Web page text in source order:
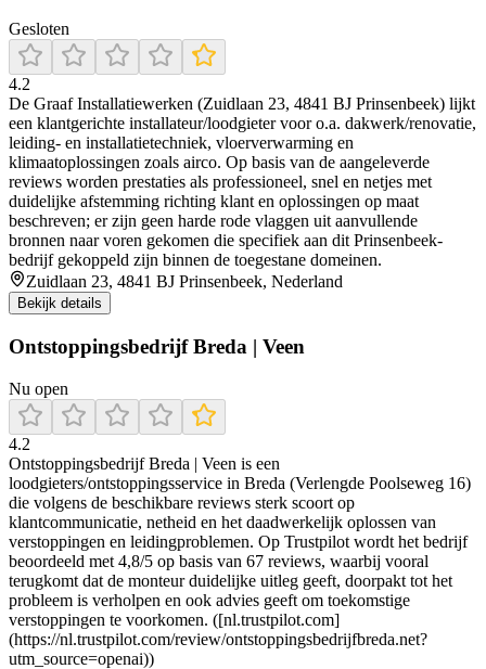
Gesloten
4.2
De Graaf Installatiewerken (Zuidlaan 23, 4841 BJ Prinsenbeek) lijkt
een klantgerichte installateur/loodgieter voor o.a. dakwerk/renovatie,
leiding- en installatietechniek, vloerverwarming en
klimaatoplossingen zoals airco. Op basis van de aangeleverde
reviews worden prestaties als professioneel, snel en netjes met
duidelijke afstemming richting klant en oplossingen op maat
beschreven; er zijn geen harde rode vlaggen uit aanvullende
bronnen naar voren gekomen die specifiek aan dit Prinsenbeek-
bedrijf gekoppeld zijn binnen de toegestane domeinen.
Zuidlaan 23, 4841 BJ Prinsenbeek, Nederland
Bekijk details
Ontstoppingsbedrijf Breda | Veen
Nu open
4.2
Ontstoppingsbedrijf Breda | Veen is een
loodgieters/ontstoppingsservice in Breda (Verlengde Poolseweg 16)
die volgens de beschikbare reviews sterk scoort op
klantcommunicatie, netheid en het daadwerkelijk oplossen van
verstoppingen en leidingproblemen. Op Trustpilot wordt het bedrijf
beoordeeld met 4,8/5 op basis van 67 reviews, waarbij vooral
terugkomt dat de monteur duidelijke uitleg geeft, doorpakt tot het
probleem is verholpen en ook advies geeft om toekomstige
verstoppingen te voorkomen. ([nl.trustpilot.com]
(https://nl.trustpilot.com/review/ontstoppingsbedrijfbreda.net?
utm_source=openai))